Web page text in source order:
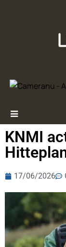
KNMI
17/06/2026